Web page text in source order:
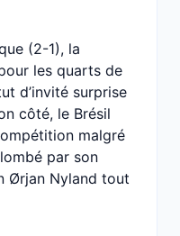
(2-1), la
les quarts de
d’invité surprise
côté, le Brésil
malgré
par son
Ørjan Nyland tout